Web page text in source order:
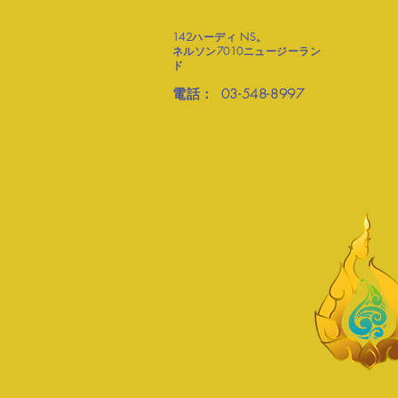
142ハーディ NS。
ネルソン7010ニュージーラン
ド
電話： 03-548-8997